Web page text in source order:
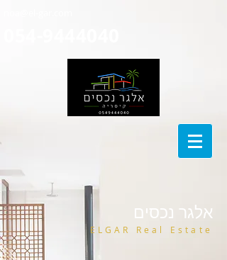
אלגר נכסים
ELGAR Real Estate